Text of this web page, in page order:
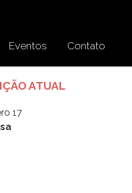
Eventos Contato
ATUAL
17